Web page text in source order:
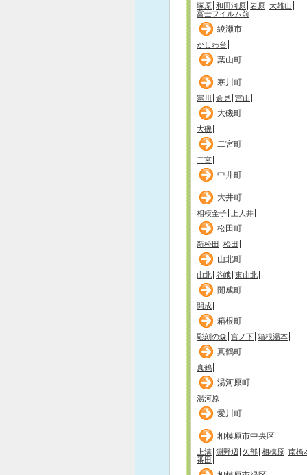
塚原 和田河原 岩原 大雄山
富士フイルム前
綾瀬市
かしわ台
葉山町
寒川町
寒川 倉見 宮山
大磯町
大磯
二宮町
二宮
中井町
大井町
相模金子 上大井
松田町
新松田 松田
山北町
山北 谷峨 東山北
開成町
開成
箱根町
彫刻の森 宮ノ下 箱根湯本
真鶴町
真鶴
湯河原町
湯河原
愛川町
相模原市中央区
上溝 淵野辺 矢部 相模原 南橋
番田